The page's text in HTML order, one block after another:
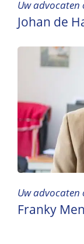
Uw advocaten
Johan de
Uw advocaten
Franky